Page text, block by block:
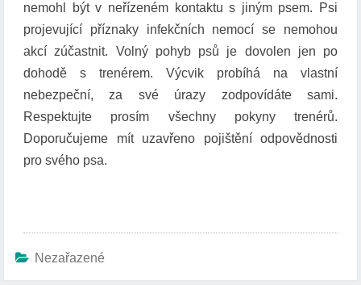
nemohl být v neřízeném kontaktu s jiným psem. Psi
projevující příznaky infekčních nemocí se nemohou
akcí zúčastnit. Volný pohyb psů je dovolen jen po
dohodě s trenérem. Výcvik probíhá na vlastní
nebezpeční, za své úrazy zodpovídáte sami.
Respektujte prosím všechny pokyny trenérů.
Doporučujeme mít uzavřeno pojištění odpovědnosti
pro svého psa.
Nezařazené